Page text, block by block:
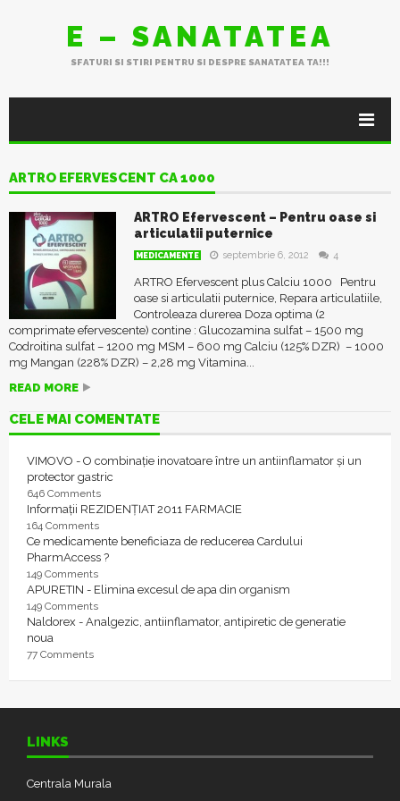
E – SANATATEA
SFATURI SI STIRI PENTRU SI DESPRE SANATATEA TA!!!
ARTRO EFERVESCENT CA 1000
ARTRO Efervescent – Pentru oase si
articulatii puternice
MEDICAMENTE septembrie 6, 2012 4
ARTRO Efervescent plus Calciu 1000 Pentru
oase si articulatii puternice, Repara articulatiile,
Controleaza durerea Doza optima (2
comprimate efervescente) contine : Glucozamina sulfat – 1500 mg
Codroitina sulfat – 1200 mg MSM – 600 mg Calciu (125% DZR) – 1000
mg Mangan (228% DZR) – 2,28 mg Vitamina...
READ MORE
CELE MAI COMENTATE
VIMOVO - O combinație inovatoare între un antiinflamator și un
protector gastric
646 Comments
Informații REZIDENȚIAT 2011 FARMACIE
164 Comments
Ce medicamente beneficiaza de reducerea Cardului
PharmAccess ?
149 Comments
APURETIN - Elimina excesul de apa din organism
149 Comments
Naldorex - Analgezic, antiinflamator, antipiretic de generatie
noua
77 Comments
LINKS
Centrala Murala